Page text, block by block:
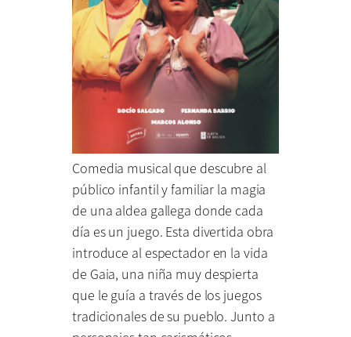
Comedia musical que descubre al
público infantil y familiar la magia
de una aldea gallega donde cada
día es un juego. Esta divertida obra
introduce al espectador en la vida
de Gaia, una niña muy despierta
que le guía a través de los juegos
tradicionales de su pueblo. Junto a